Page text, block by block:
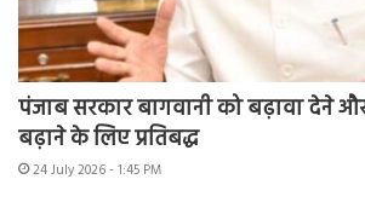
पंजाब सरकार बागवानी को बढ़ावा देने
बढ़ाने के लिए प्रतिबद्ध
24 July 2026 - 1:45 PM